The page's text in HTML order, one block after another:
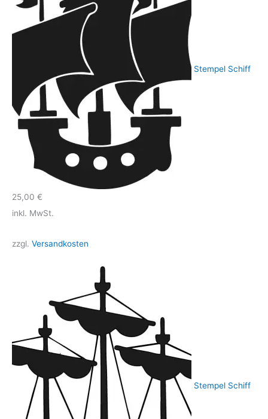
Stempel Schiff
25,00 €
inkl. MwSt.
zzgl. Versandkosten
Stempel Schiff